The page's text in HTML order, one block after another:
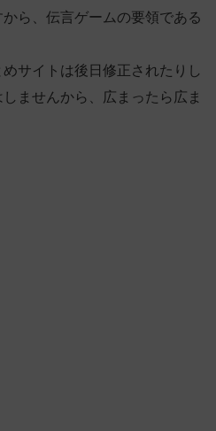
ら、伝言ゲームの要領である
サイトは後日修正されたりし
ませんから、広まったら広ま